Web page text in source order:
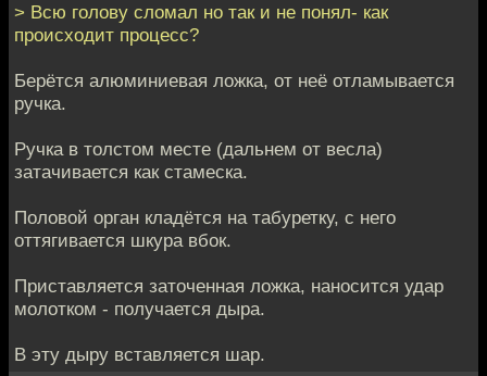
> Всю голову сломал но так и не понял- как
происходит процесс?
Берётся алюминиевая ложка, от неё отламывается
ручка.
Ручка в толстом месте (дальнем от весла)
затачивается как стамеска.
Половой орган кладётся на табуретку, с него
оттягивается шкура вбок.
Приставляется заточенная ложка, наносится удар
молотком - получается дыра.
В эту дыру вставляется шар.